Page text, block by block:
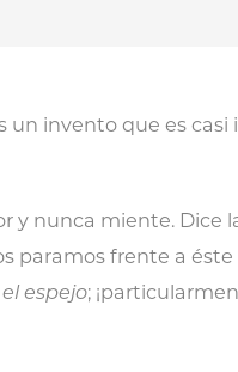
un invento que es casi
y nunca miente. Dice
paramos frente a
el espejo;